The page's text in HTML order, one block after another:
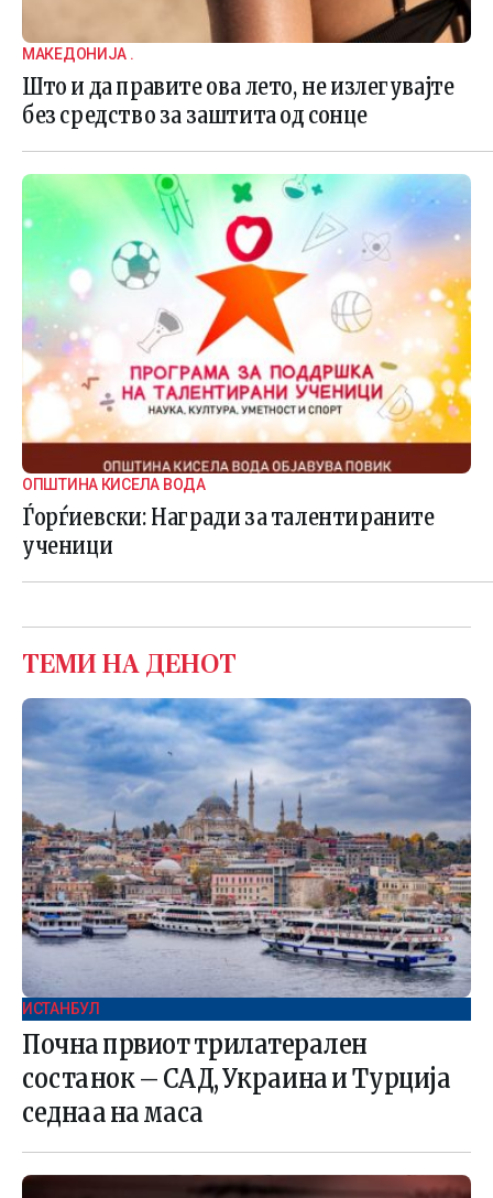
МАКЕДОНИЈА .
Што и да правите ова лето, не излегувајте
без средство за заштита од сонце
ОПШТИНА КИСЕЛА ВОДА
Ѓорѓиевски: Награди за талентираните
ученици
ТЕМИ НА ДЕНОТ
ИСТАНБУЛ
Почна првиот трилатерален
состанок – САД, Украина и Турција
седнаа на маса